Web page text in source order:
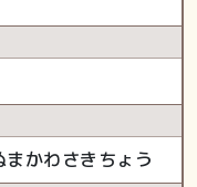
かわさきちょう